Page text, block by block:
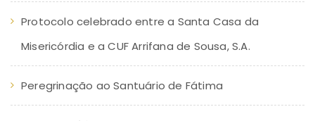
Protocolo celebrado entre a Santa Casa da
Misericórdia e a CUF Arrifana de Sousa, S.A.
Peregrinação ao Santuário de Fátima